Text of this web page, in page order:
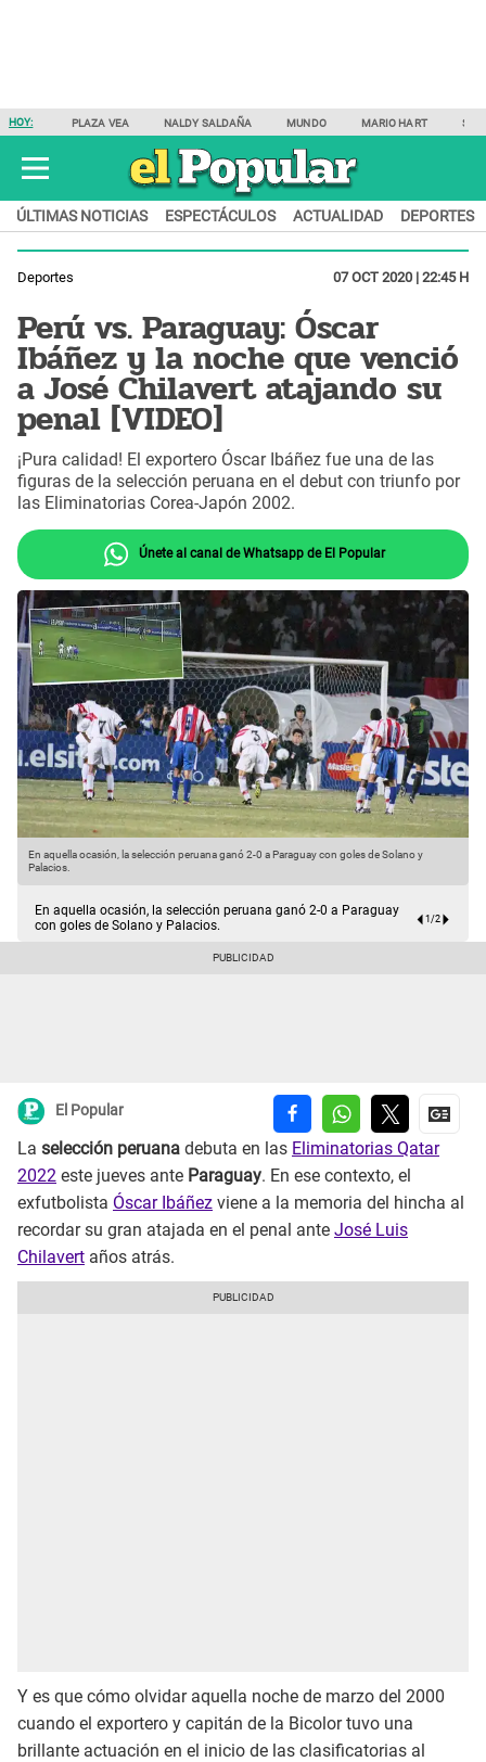
HOY: PLAZA VEA NALDY SALDAÑA MUNDO MARIO HART
ÚLTIMAS NOTICIAS ESPECTÁCULOS ACTUALIDAD DEPORTES
Deportes 07 OCT 2020 | 22:45 H
Perú vs. Paraguay: Óscar
Ibáñez y la noche que venció
a José Chilavert atajando su
penal [VIDEO]
¡Pura calidad! El exportero Óscar Ibáñez fue una de las
figuras de la selección peruana en el debut con triunfo por
las Eliminatorias Corea-Japón 2002.
Únete al canal de Whatsapp de El Popular
En aquella ocasión, la selección peruana ganó 2-0 a Paraguay con goles de Solano y
Palacios.
En aquella ocasión, la selección peruana ganó 2-0 a Paraguay
con goles de Solano y Palacios.
1/2
El Popular
La selección peruana debuta en las Eliminatorias Qatar
2022 este jueves ante Paraguay. En ese contexto, el
exfutbolista Óscar Ibáñez viene a la memoria del hincha al
recordar su gran atajada en el penal ante José Luis
Chilavert años atrás.
Y es que cómo olvidar aquella noche de marzo del 2000
cuando el exportero y capitán de la Bicolor tuvo una
brillante actuación en el inicio de las clasificatorias al